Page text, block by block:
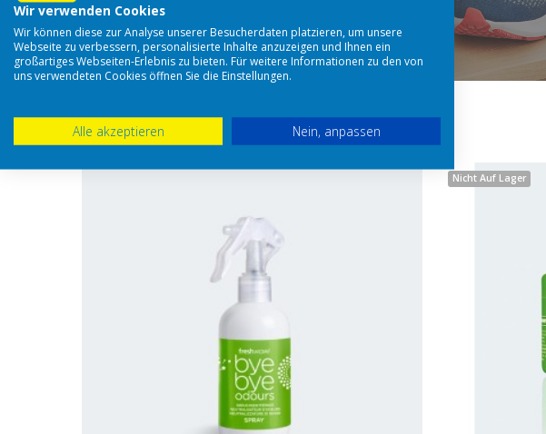
Nicht Auf Lager
Wir verwenden Cookies
Wir können diese zur Analyse unserer Besucherdaten platzieren, um unsere
Webseite zu verbessern, personalisierte Inhalte anzuzeigen und Ihnen ein
großartiges Webseiten-Erlebnis zu bieten. Für weitere Informationen zu den von
uns verwendeten Cookies öffnen Sie die Einstellungen.
Alle akzeptieren Nein, anpassen